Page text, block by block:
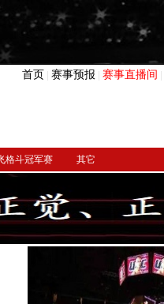
首页 赛事预报 赛事直播间
格斗冠军赛 其它